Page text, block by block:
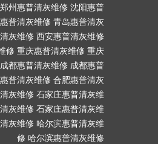
郑州惠普清灰维修 沈阳惠普
普清灰维修 青岛惠普清灰
灰维修 西安惠普清灰维修
修 重庆惠普清灰维修 重庆
成都惠普清灰维修 成都惠普
普清灰维修 合肥惠普清灰
灰维修 石家庄惠普清灰维
灰维修 石家庄惠普清灰维
灰维修 哈尔滨惠普清灰维
修 哈尔滨惠普清灰维修